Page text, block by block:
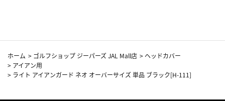
ホーム > ゴルフショップ ジーパーズ JAL Mall店 > ヘッドカバー
> アイアン用
> ライト アイアンガード ネオ オーバーサイズ 単品 ブラック[H-111]